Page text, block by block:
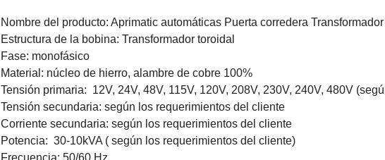
Nombre del producto: Aprimatic automáticas Puerta corredera Transformador
Estructura de la bobina: Transformador toroidal
Fase: monofásico
Material: núcleo de hierro, alambre de cobre 100%
Tensión primaria: 12V, 24V, 48V, 115V, 120V, 208V, 230V, 240V, 480V
Tensión secundaria: según los requerimientos del cliente
Corriente secundaria: según los requerimientos del cliente
Potencia: 30-10kVA ( según los requerimientos del cliente)